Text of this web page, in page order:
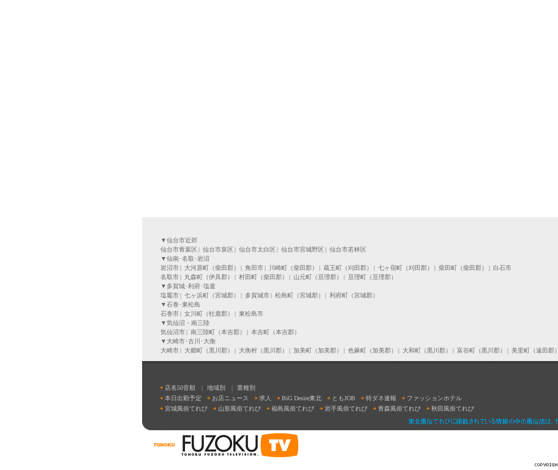
▼仙台市近郊
仙台市青葉区| 仙台市泉区| 仙台市太白区| 仙台市宮城野区| 仙台市若林区
▼仙南･名取･岩沼
岩沼市| 大河原町（柴田郡） | 角田市| 川崎町（柴田郡） | 蔵王町（刈田郡） | 七ヶ宿町（刈田郡） | 柴田町（柴田郡） | 白石市
名取市| 丸森町（伊具郡） | 村田町（柴田郡） | 山元町（亘理郡） | 亘理町（亘理郡）
▼多賀城･利府･塩釜
塩竈市| 七ヶ浜町（宮城郡） | 多賀城市| 松島町（宮城郡） | 利府町（宮城郡）
▼石巻･東松島
石巻市| 女川町（牡鹿郡） | 東松島市
▼気仙沼・南三陸
気仙沼市| 南三陸町（本吉郡） | 本吉町（本吉郡）
▼大崎市･古川･大衡
大崎市| 大郷町（黒川郡） | 大衡村（黒川郡） | 加美町（加美郡） | 色麻町（加美郡） | 大和町（黒川郡） | 富谷町（黒川郡） | 美里町（遠田郡）
店名50音順 地域別
業種別
本日出勤予定
お店ニュース 求人 BiG Desire東北 ともJOB 特ダネ速報
ファッションホテル
宮城風俗てれび
山形風俗てれび 福島風俗てれび 岩手風俗てれび 青森風俗てれび 秋田風俗てれび